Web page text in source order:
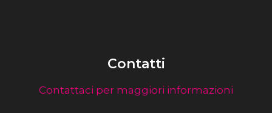
Contatti
Contattaci per maggiori informazioni